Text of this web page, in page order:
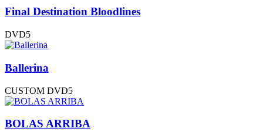
Final Destination Bloodlines
DVD5
Ballerina
CUSTOM DVD5
BOLAS ARRIBA